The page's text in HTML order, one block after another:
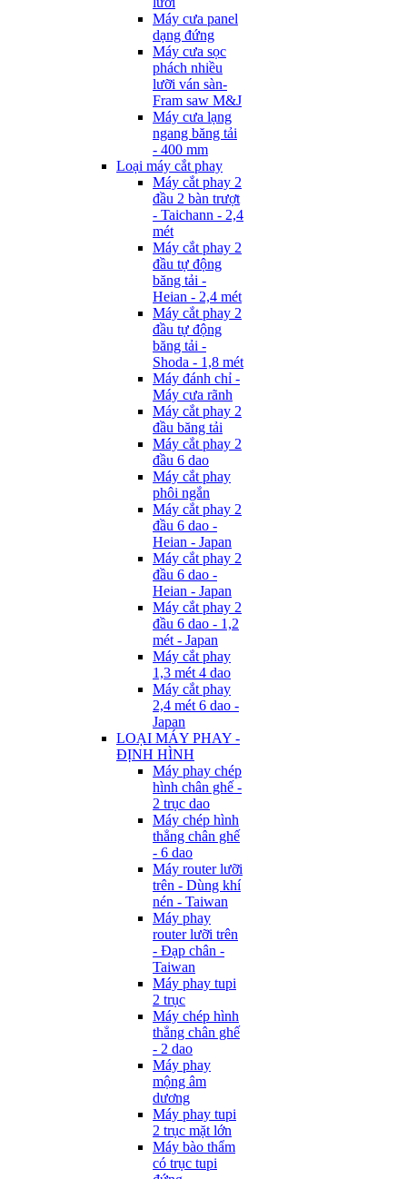
Máy cưa panel
dạng đứng
Máy cưa sọc
phách nhiều
lưỡi ván sàn-
Fram saw M&J
Máy cưa lạng
ngang băng tải
- 400 mm
Loại máy cắt phay
Máy cắt phay 2
đầu 2 bàn trượt
- Taichann - 2,4
mét
Máy cắt phay 2
đầu tự động
băng tải -
Heian - 2,4 mét
Máy cắt phay 2
đầu tự động
băng tải -
Shoda - 1,8 mét
Máy đánh chỉ -
Máy cưa rãnh
Máy cắt phay 2
đầu băng tải
Máy cắt phay 2
đầu 6 dao
Máy cắt phay
phôi ngắn
Máy cắt phay 2
đầu 6 dao -
Heian - Japan
Máy cắt phay 2
đầu 6 dao -
Heian - Japan
Máy cắt phay 2
đầu 6 dao - 1,2
mét - Japan
Máy cắt phay
1,3 mét 4 dao
Máy cắt phay
2,4 mét 6 dao -
Japan
LOẠI MÁY PHAY -
ĐỊNH HÌNH
Máy phay chép
hình chân ghế -
2 trục dao
Máy chép hình
thẳng chân ghế
- 6 dao
Máy router lưỡi
trên - Dùng khí
nén - Taiwan
Máy phay
router lưỡi trên
- Đạp chân -
Taiwan
Máy phay tupi
2 trục
Máy chép hình
thẳng chân ghế
- 2 dao
Máy phay
mộng âm
dương
Máy phay tupi
2 trục mặt lớn
Máy bào thẩm
có trục tupi